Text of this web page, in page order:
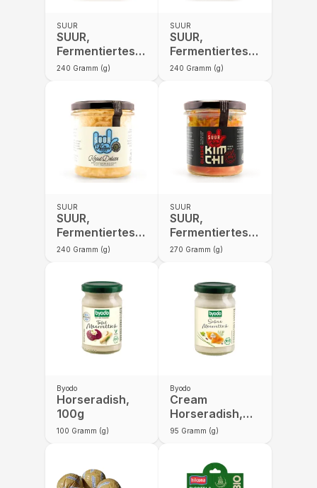
SUUR
SUUR,
Fermentiertes
Gemüse,
240 Gramm (g)
SUUR
SUUR,
Fermentiertes
Gemüse,
240 Gramm (g)
SUUR
SUUR,
Fermentiertes
Gemüse, Kraut
240 Gramm (g)
SUUR
SUUR,
Fermentiertes
Gemüse,
270 Gramm (g)
Byodo
Horseradish,
100g
100 Gramm (g)
Byodo
Cream
Horseradish,
95g
95 Gramm (g)